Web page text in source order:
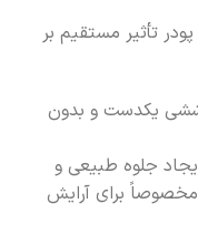
تأثیر مستقیم بر
یکدست و بدون
جلوه طبیعی و
برای آرایش